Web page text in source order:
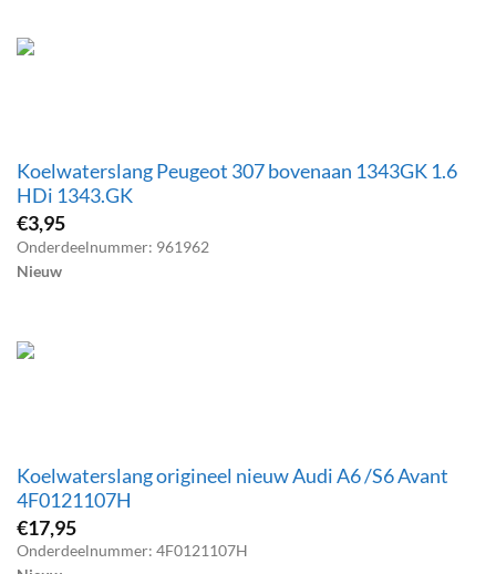
Koelwaterslang Peugeot 307 bovenaan 1343GK 1.6
HDi 1343.GK
€3,95
Onderdeelnummer: 961962
Nieuw
Koelwaterslang origineel nieuw Audi A6 /S6 Avant
4F0121107H
€17,95
Onderdeelnummer: 4F0121107H